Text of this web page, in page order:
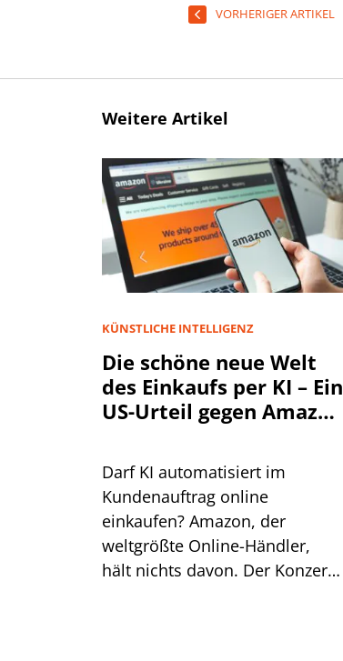
VORHERIGER ARTIKEL
Weitere Artikel
KÜNSTLICHE INTELLIGENZ
Die schöne neue Welt
des Einkaufs per KI – Ein
US-Urteil gegen Amazon
schwerwiegende Folgen
haben
Darf KI automatisiert im
Kundenauftrag online
einkaufen? Amazon, der
weltgrößte Online-Händler,
hält nichts davon. Der Konzern